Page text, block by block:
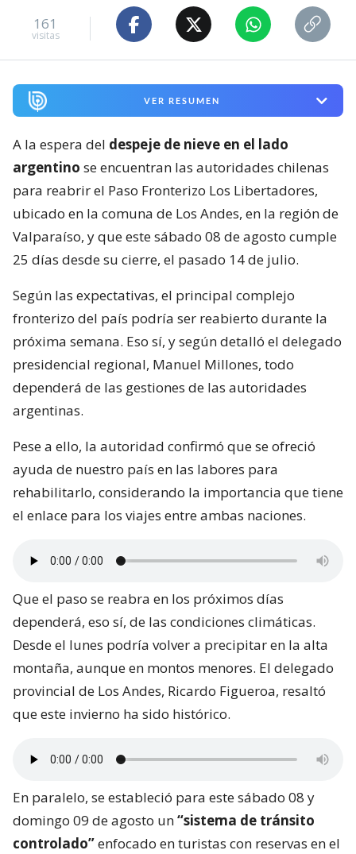
161
visitas
VER RESUMEN
A la espera del despeje de nieve en el lado
argentino se encuentran las autoridades chilenas
para reabrir el Paso Fronterizo Los Libertadores,
ubicado en la comuna de Los Andes, en la región de
Valparaíso, y que este sábado 08 de agosto cumple
25 días desde su cierre, el pasado 14 de julio.
Según las expectativas, el principal complejo
fronterizo del país podría ser reabierto durante la
próxima semana. Eso sí, y según detalló el delegado
presidencial regional, Manuel Millones, todo
dependerá de las gestiones de las autoridades
argentinas.
Pese a ello, la autoridad confirmó que se ofreció
ayuda de nuestro país en las labores para
rehabilitarlo, considerando la importancia que tiene
el enlace para los viajes entre ambas naciones.
Que el paso se reabra en los próximos días
dependerá, eso sí, de las condiciones climáticas.
Desde el lunes podría volver a precipitar en la alta
montaña, aunque en montos menores. El delegado
provincial de Los Andes, Ricardo Figueroa, resaltó
que este invierno ha sido histórico.
En paralelo, se estableció para este sábado 08 y
domingo 09 de agosto un“sistema de tránsito
controlado”enfocado en turistas con reservas en el